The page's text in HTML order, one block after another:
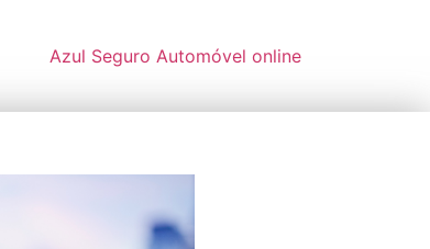
Azul Seguro Automóvel online